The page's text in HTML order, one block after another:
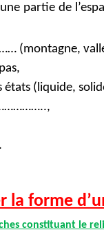
partie de
états (liquide,
la forme
constituant le